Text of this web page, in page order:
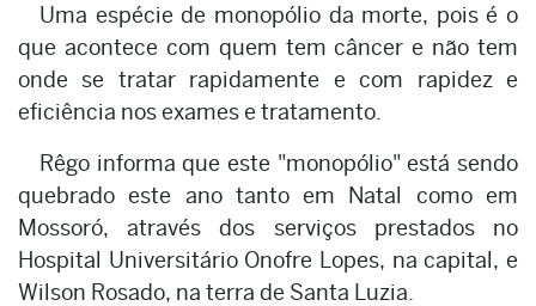
Uma espécie de monopólio da morte, pois é o
que acontece com quem tem câncer e não tem
onde se tratar rapidamente e com rapidez e
eficiência nos exames e tratamento.
Rêgo informa que este "monopólio" está sendo
quebrado este ano tanto em Natal como em
Mossoró, através dos serviços prestados no
Hospital Universitário Onofre Lopes, na capital, e
Wilson Rosado, na terra de Santa Luzia.